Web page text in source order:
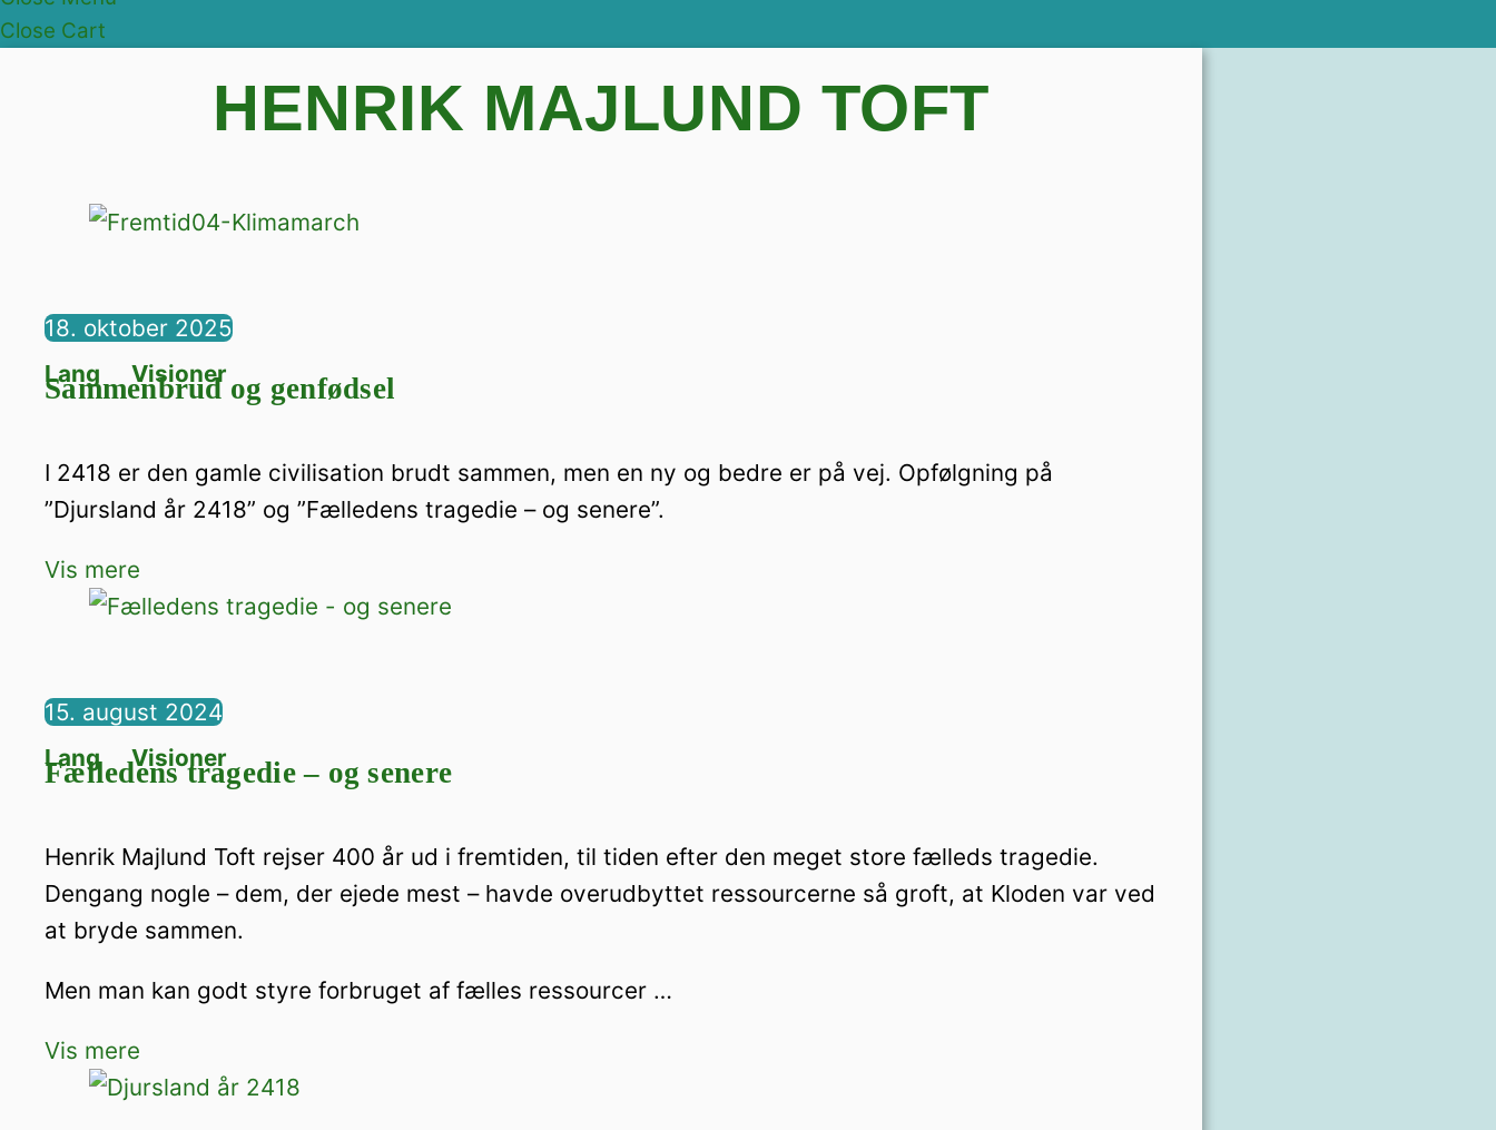
Close Cart
HENRIK MAJLUND TOFT
18. oktober 2025
Sammenbrud og genfødsel
Lang Visioner
I 2418 er den gamle civilisation brudt sammen, men en ny og bedre er på vej. Opfølgning på
”Djursland år 2418” og ”Fælledens tragedie – og senere”.
Vis mere
15. august 2024
Fælledens tragedie – og senere
Lang Visioner
Henrik Majlund Toft rejser 400 år ud i fremtiden, til tiden efter den meget store fælleds tragedie.
Dengang nogle – dem, der ejede mest – havde overudbyttet ressourcerne så groft, at Kloden var ved
at bryde sammen.
Men man kan godt styre forbruget af fælles ressourcer …
Vis mere